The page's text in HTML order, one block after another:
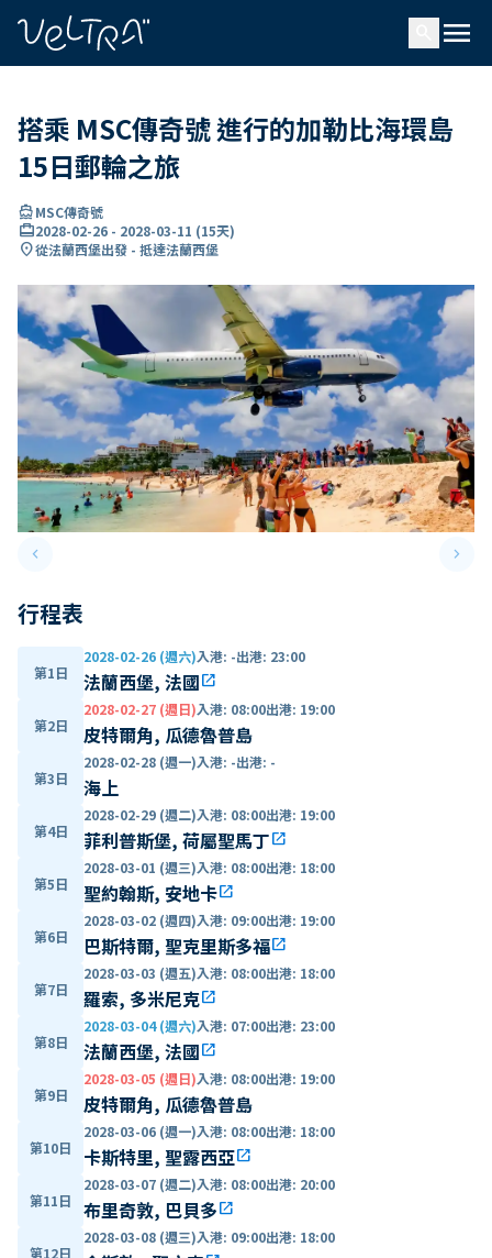
menu
搭乘 MSC傳奇號 進行的加勒比海環島
15日郵輪之旅
directions_boatMSC傳奇號
card_travel2028-02-26 - 2028-03-11 (15天)
location_on從法蘭西堡出發 - 抵達法蘭西堡
keyboard_arrow_leftPrevious slide keyboard_arrow_right
行程表
第1日
2028-02-26 (週六)入港: -出港: 23:00
法蘭西堡, 法國open_in_new
第2日
2028-02-27 (週日)入港: 08:00出港: 19:00
皮特爾角, 瓜德魯普島
第3日
2028-02-28 (週一)入港: -出港: -
海上
第4日
2028-02-29 (週二)入港: 08:00出港: 19:00
菲利普斯堡, 荷屬聖馬丁open_in_new
第5日
2028-03-01 (週三)入港: 08:00出港: 18:00
聖約翰斯, 安地卡open_in_new
第6日
2028-03-02 (週四)入港: 09:00出港: 19:00
巴斯特爾, 聖克里斯多福open_in_new
第7日
2028-03-03 (週五)入港: 08:00出港: 18:00
羅索, 多米尼克open_in_new
第8日
2028-03-04 (週六)入港: 07:00出港: 23:00
法蘭西堡, 法國open_in_new
第9日
2028-03-05 (週日)入港: 08:00出港: 19:00
皮特爾角, 瓜德魯普島
第10日
2028-03-06 (週一)入港: 08:00出港: 18:00
卡斯特里, 聖露西亞open_in_new
第11日
2028-03-07 (週二)入港: 08:00出港: 20:00
布里奇敦, 巴貝多open_in_new
第12日
2028-03-08 (週三)入港: 09:00出港: 18:00